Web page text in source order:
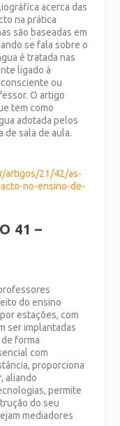
acerca das
na prática
são baseadas em
se fala sobre o
é tratada nas
ligado à
ou
O artigo
tem como
adotada pelos
de sala de aula.
artigos/21/42/as-
no-ensino-de-
41 –
do ensino
estações, com
ser implantadas
forma
com
proporciona
aliando
permite
do seu
mediadores